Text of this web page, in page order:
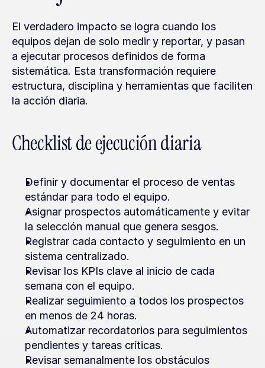
El verdadero impacto se logra cuando los
equipos dejan de solo medir y reportar, y pasan
a ejecutar procesos definidos de forma
sistemática. Esta transformación requiere
estructura, disciplina y herramientas que faciliten
la acción diaria.
Checklist de ejecución diaria
Definir y documentar el proceso de ventas
estándar para todo el equipo.
Asignar prospectos automáticamente y evitar
la selección manual que genera sesgos.
Registrar cada contacto y seguimiento en un
sistema centralizado.
Revisar los KPIs clave al inicio de cada
semana con el equipo.
Realizar seguimiento a todos los prospectos
en menos de 24 horas.
Automatizar recordatorios para seguimientos
pendientes y tareas críticas.
Revisar semanalmente los obstáculos